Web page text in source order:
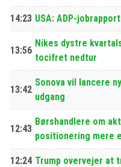
14:23 USA: ADP-
13:56
Nikes dystre
tocifret nedtur
13:42
Sonova vil lancere
udgang
12:43
Børshandlere om
positionering mere
12:24 Trump overvejer at